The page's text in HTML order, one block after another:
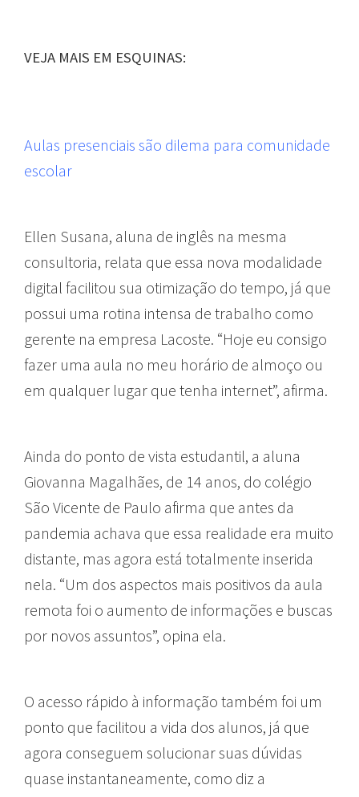
VEJA MAIS EM ESQUINAS:
Aulas presenciais são dilema para comunidade
escolar
Ellen Susana, aluna de inglês na mesma
consultoria, relata que essa nova modalidade
digital facilitou sua otimização do tempo, já que
possui uma rotina intensa de trabalho como
gerente na empresa Lacoste. “Hoje eu consigo
fazer uma aula no meu horário de almoço ou
em qualquer lugar que tenha internet”, afirma.
Ainda do ponto de vista estudantil, a aluna
Giovanna Magalhães, de 14 anos, do colégio
São Vicente de Paulo afirma que antes da
pandemia achava que essa realidade era muito
distante, mas agora está totalmente inserida
nela. “Um dos aspectos mais positivos da aula
remota foi o aumento de informações e buscas
por novos assuntos”, opina ela.
O acesso rápido à informação também foi um
ponto que facilitou a vida dos alunos, já que
agora conseguem solucionar suas dúvidas
quase instantaneamente, como diz a